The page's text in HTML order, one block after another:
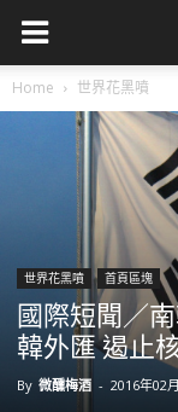
Home 世界花黑噴
世界花黑噴 首頁區塊
國際短聞／
韓外匯 遏止
By 微醺梅酒 - 2016年02